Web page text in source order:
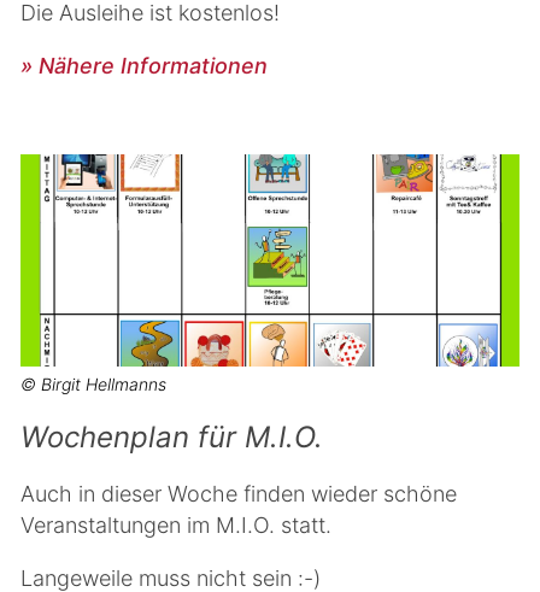
Die Ausleihe ist kostenlos!
» Nähere Informationen
© Birgit Hellmanns
Wochenplan für M.I.O.
Auch in dieser Woche finden wieder schöne
Veranstaltungen im M.I.O. statt.
Langeweile muss nicht sein :-)